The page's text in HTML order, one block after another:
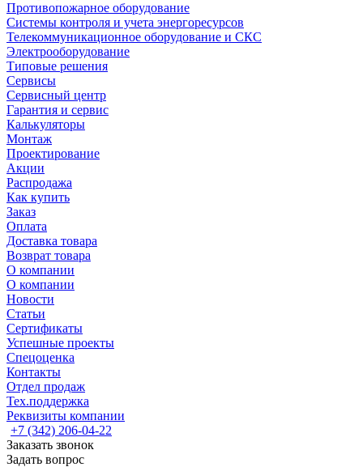
Противопожарное оборудование
Системы контроля и учета энергоресурсов
Телекоммуникационное оборудование и СКС
Электрооборудование
Типовые решения
Сервисы
Сервисный центр
Гарантия и сервис
Калькуляторы
Монтаж
Проектирование
Акции
Распродажа
Как купить
Заказ
Оплата
Доставка товара
Возврат товара
О компании
О компании
Новости
Статьи
Сертификаты
Успешные проекты
Спецоценка
Контакты
Отдел продаж
Тех.поддержка
Реквизиты компании
+7 (342) 206-04-22
Заказать звонок
Задать вопрос